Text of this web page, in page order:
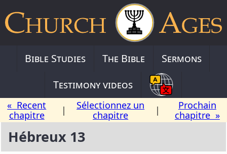
Bible Studies The Bible
Sermons
Testimony videos
« Recent
chapitre
|
Sélectionnez un
chapitre
|
Prochain
chapitre »
Hébreux 13